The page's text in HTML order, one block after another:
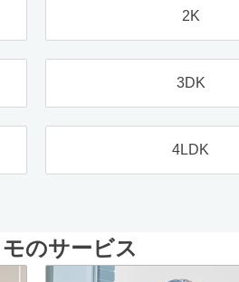
2K
3DK
4LDK
のサービス